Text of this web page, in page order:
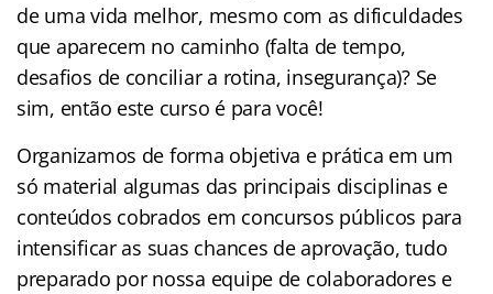
de uma vida melhor, mesmo com as dificuldades
que aparecem no caminho (falta de tempo,
desafios de conciliar a rotina, insegurança)? Se
sim, então este curso é para você!
Organizamos de forma objetiva e prática em um
só material algumas das principais disciplinas e
conteúdos cobrados em concursos públicos para
intensificar as suas chances de aprovação, tudo
preparado por nossa equipe de colaboradores e